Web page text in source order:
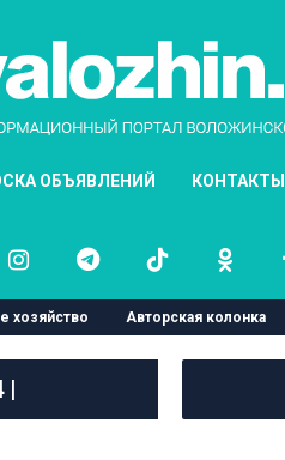
ОБЪЯВЛЕНИЙ КОНТАКТЫ
хозяйство Авторская колонка
|